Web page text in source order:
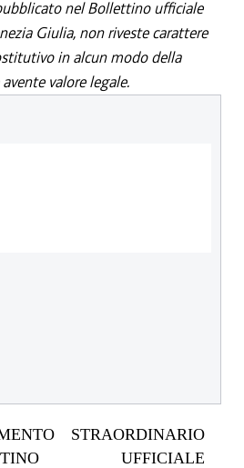
nel Bollettino ufficiale
Giulia, non riveste carattere
in alcun modo della
valore legale.
STRAORDINARIO
UFFICIALE